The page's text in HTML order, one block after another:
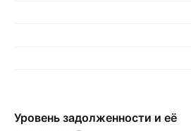
Уровень задолженности и её